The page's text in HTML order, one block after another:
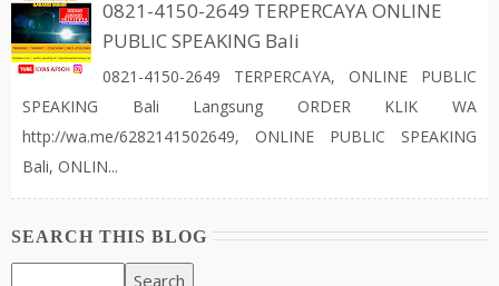
0821-4150-2649 TERPERCAYA ONLINE
PUBLIC SPEAKING Bali
0821-4150-2649 TERPERCAYA, ONLINE PUBLIC
SPEAKING Bali Langsung ORDER KLIK WA
http://wa.me/6282141502649, ONLINE PUBLIC SPEAKING
Bali, ONLIN...
SEARCH THIS BLOG